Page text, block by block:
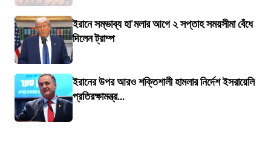
ইরানে সম্ভাব্য হা'মলার আগে ২ সপ্তাহ সময়সীমা বেঁধে
দিলেন ট্রাম্প
ইরানের উপর আরও শক্তিশালী হামলার নির্দেশ ইসরায়েলি
প্রতিরক্ষামন্ত্র...